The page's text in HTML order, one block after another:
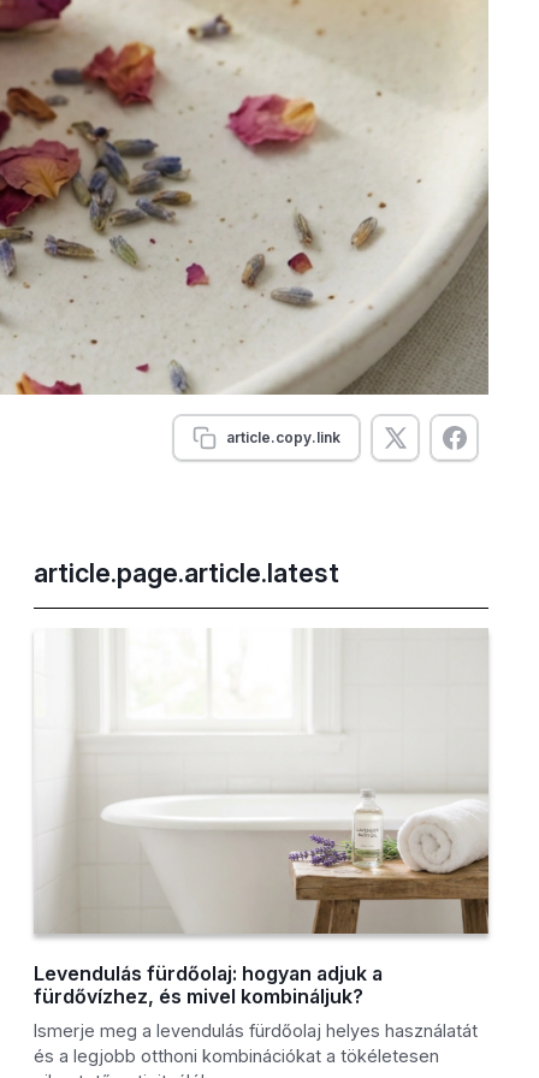
article.copy.link
article.page.article.latest
Levendulás fürdőolaj: hogyan adjuk a
fürdővízhez, és mivel kombináljuk?
Ismerje meg a levendulás fürdőolaj helyes használatát
és a legjobb otthoni kombinációkat a tökéletesen